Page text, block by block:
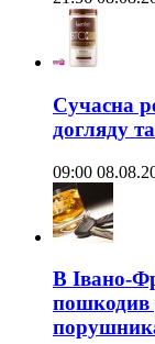
Сучасна
догляду
09:00
В Івано-
пошкодив